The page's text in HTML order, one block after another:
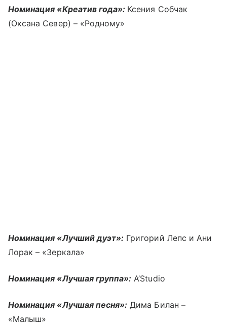
Номинация «Креатив года»: Ксения Собчак
(Оксана Север) – «Родному»
Номинация «Лучший дуэт»: Григорий Лепс и Ани
Лорак – «Зеркала»
Номинация «Лучшая группа»: A’Studio
Номинация «Лучшая песня»: Дима Билан –
«Малыш»